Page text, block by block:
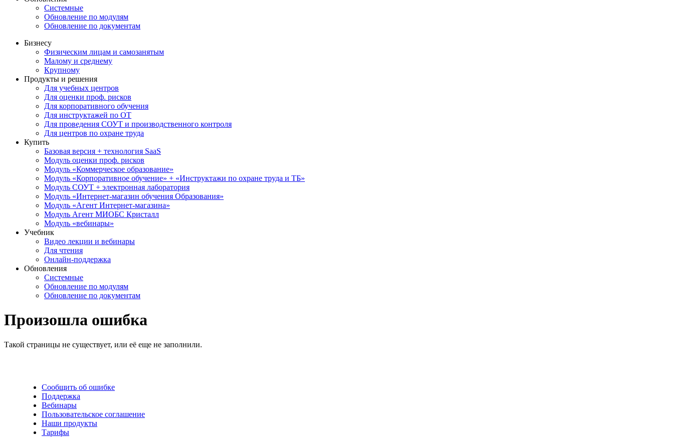
Системные
Обновление по модулям
Обновление по документам
Бизнесу
Физическим лицам и самозанятым
Малому и среднему
Крупному
Продукты и решения
Для учебных центров
Для оценки проф. рисков
Для корпоративного обучения
Для инструктажей по ОТ
Для проведения СОУТ и производственного контроля
Для центров по охране труда
Купить
Базовая версия + технология SaaS
Модуль оценки проф. рисков
Модуль «Коммерческое образование»
Модуль «Корпоративное обучение» + «Инструктажи по охране труда и ТБ»
Модуль СОУТ + электронная лаборатория
Модуль «Интернет-магазин обучения Образования»
Модуль «Агент Интернет-магазина»
Модуль Агент МИОБС Кристалл
Модуль «вебинары»
Учебник
Видео лекции и вебинары
Для чтения
Онлайн-поддержка
Обновления
Системные
Обновление по модулям
Обновление по документам
Произошла ошибка
Такой страницы не существует, или её еще не заполнили.
Сообщить об ошибке
Поддержка
Вебинары
Пользовательское соглашение
Наши продукты
Тарифы